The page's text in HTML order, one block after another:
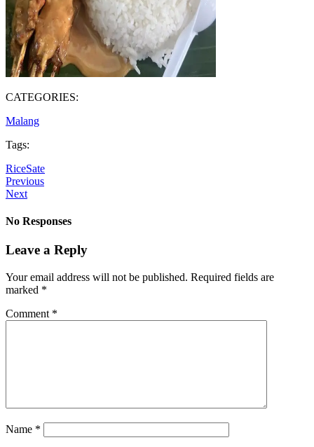
CATEGORIES:
Malang
Tags:
RiceSate
Previous
Next
No Responses
Leave a Reply
Your email address will not be published. Required fields are
marked *
Comment *
Name *